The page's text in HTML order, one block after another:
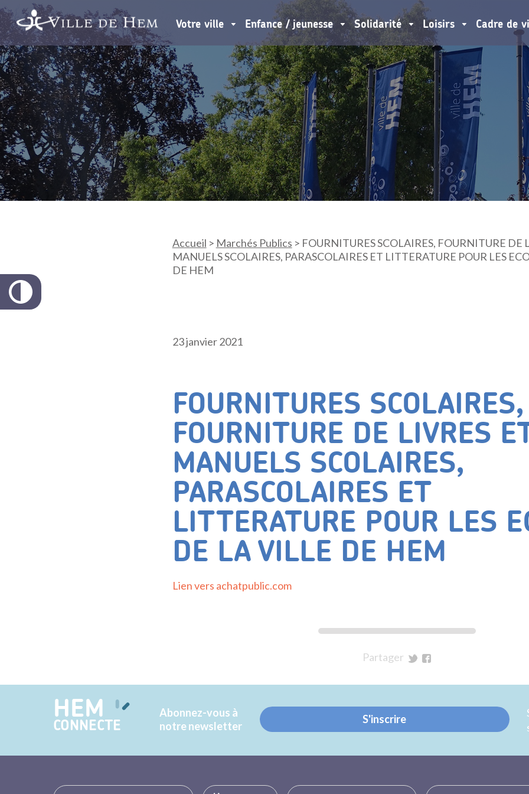
Votre ville Enfance / jeunesse Solidarité Loisirs Cadre de
Accueil > Marchés Publics > FOURNITURES SCOLAIRES, FOURNITURE DE
MANUELS SCOLAIRES, PARASCOLAIRES ET LITTERATURE POUR LES
DE HEM
23 janvier 2021
FOURNITURES SCOLAIRES,
FOURNITURE DE LIVRES
MANUELS SCOLAIRES,
PARASCOLAIRES ET
LITTERATURE POUR LES
DE LA VILLE DE HEM
Lien vers achatpublic.com
Partager
Twitter
Facebook
HEM
CONNECTE
Abonnez-vous à
notre newsletter
S'inscrire